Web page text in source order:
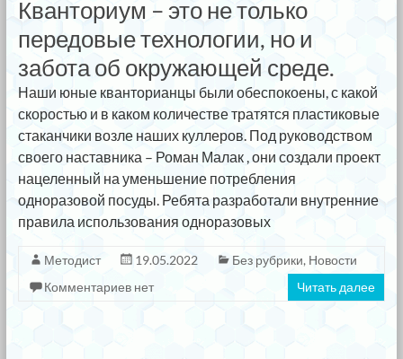
Кванториум – это не только
передовые технологии, но и
забота об окружающей среде.
Наши юные кванторианцы были обеспокоены, с какой
скоростью и в каком количестве тратятся пластиковые
стаканчики возле наших куллеров. Под руководством
своего наставника – Роман Малак , они создали проект
нацеленный на уменьшение потребления
одноразовой посуды. Ребята разработали внутренние
правила использования одноразовых
Методист 19.05.2022 Без рубрики, Новости
Комментариев нет
Читать далее